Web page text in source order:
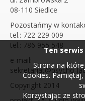
08-110 Siedlce
Pozostańmy w
tel.: 722 229 009
tel.: 786 955 548
e-mail:
sekretariat@psycho-
Copyright 2014
Ten
Strona na
Cookies.
Korzystając ze